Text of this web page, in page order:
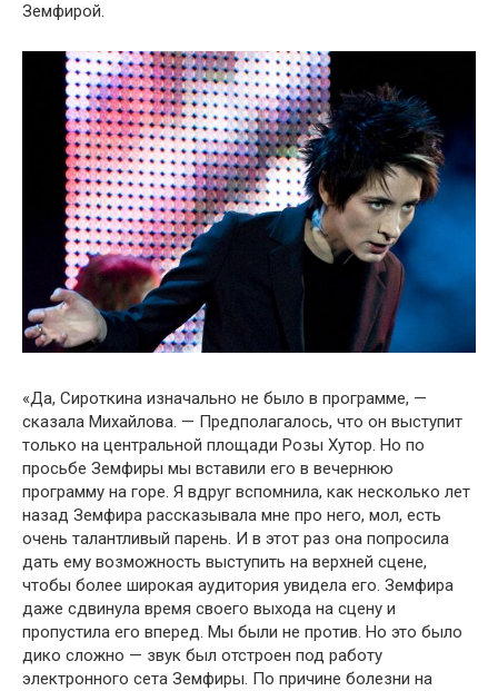
Земфирой.
«Да, Сироткина изначально не было в программе, —
сказала Михайлова. — Предполагалось, что он выступит
только на центральной площади Розы Хутор. Но по
просьбе Земфиры мы вставили его в вечернюю
программу на горе. Я вдруг вспомнила, как несколько лет
назад Земфира рассказывала мне про него, мол, есть
очень талантливый парень. И в этот раз она попросила
дать ему возможность выступить на верхней сцене,
чтобы более широкая аудитория увидела его. Земфира
даже сдвинула время своего выхода на сцену и
пропустила его вперед. Мы были не против. Но это было
дико сложно — звук был отстроен под работу
электронного сета Земфиры. По причине болезни на